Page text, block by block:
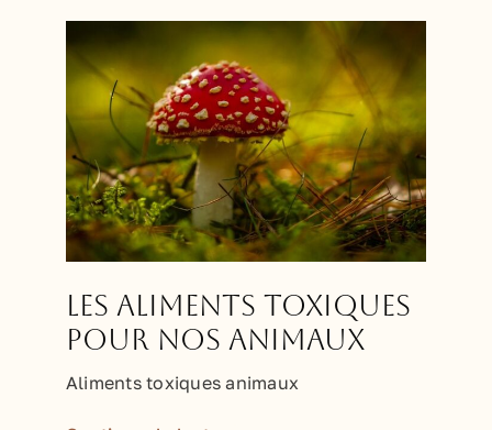
Les aliments toxiques
pour nos animaux
Aliments toxiques animaux